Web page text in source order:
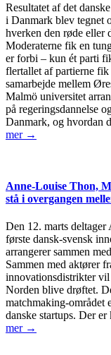
Resultatet af det
i Danmark blev tegnet
hverken den røde eller
Moderaterne fik en
er forbi – kun ét parti
flertallet af partierne
samarbejde mellem
Malmö universitet
på regeringsdannelse
Danmark, og hvordan
mer →
Anne-Louise Thon,
stå i overgangen
Den 12. marts
første dansk-svensk
arrangerer sammen
Sammen med aktører
innovationsdistrikter
Norden blive drøftet.
matchmaking-området
danske startups. Der
mer →